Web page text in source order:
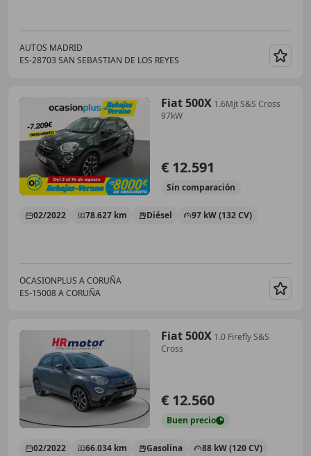
AUTOS MADRID
ES-28703 SAN SEBASTIAN DE LOS REYES
Fiat 500X 1.6Mjt S&S Cross
97kW
€ 12.591
Sin comparación
02/2022 78.627 km Diésel 97 kW (132 CV)
OCASIONPLUS A CORUÑA
ES-15008 A CORUÑA
Fiat 500X 1.0 Firefly S&S
Cross
€ 12.560
Buen precio
02/2022 66.034 km Gasolina
88 kW (120 CV)